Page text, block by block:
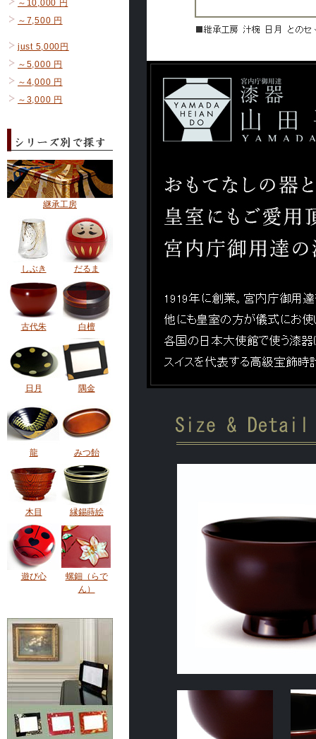
～10,000 円
～7,500 円
just 5,000円
～5,000 円
～4,000 円
～3,000 円
継承工房
しぶき だるま
古代朱 白檀
日月 隅金
龍 みつ飴
木目 縁錫蒔絵
遊び心
螺鈿（らで
ん）